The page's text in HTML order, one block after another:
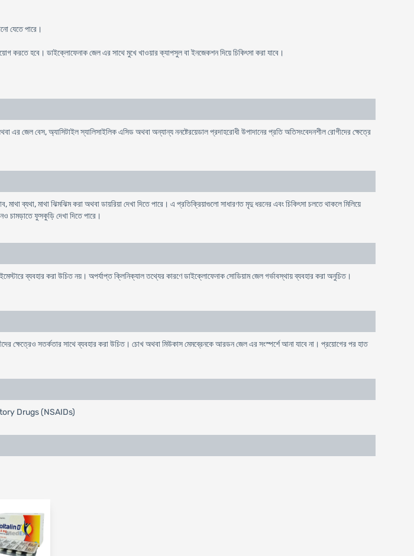
যেতে পারে।
করতে হবে। ডাইক্লোফেনাক জেল এর সাথে মুখে খাওয়ার ক্যাপসুল বা ইনজেকশন দিয়ে চিকিৎসা করা যাবে।
জেল বেস, অ্যাসিটাইল স্যালিসাইলিক এসিড অথবা অন্যান্য ননষ্টেরয়েডাল প্রদাহরোধী উপাদানের প্রতি অতিসংবেদনশীল রোগীদের ক্ষেত্রে
ব্যথা, মাথা ঝিমঝিম করা অথবা ডায়রিয়া দেখা দিতে পারে। এ প্রতিক্রিয়াগুলো সাধারণত মৃদু ধরনের এবং চিকিৎসা চলতে থাকলে মিলিয়ে
চামড়াতে ফুসকুড়ি দেখা দিতে পারে।
ব্যবহার করা উচিত নয়। অপর্যাপ্ত ক্লিনিক্যাল তথ্যের কারণে ডাইক্লোফেনাক সোডিয়াম জেল গর্ভাবস্থায় ব্যবহার করা অনুচিত।
ক্ষেত্রেও সতর্কতার সাথে ব্যবহার করা উচিত। চোখ অথবা মিউকাস মেমব্রেনকে আরডন জেল এর সংস্পর্শে আনা যাবে না। প্রয়োগের পর হাত
Drugs (NSAIDs)